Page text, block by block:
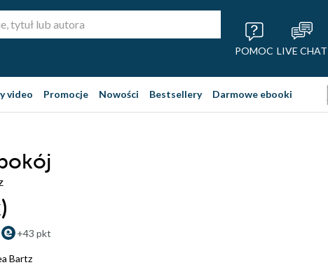
POMOC LIVE CHAT
video Promocje Nowości Bestsellery Darmowe ebooki
+43 pkt
Bartz